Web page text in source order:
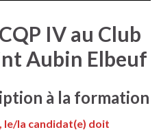
IV au Club
Aubin Elbeuf
à la formation
le/la candidat(e) doit